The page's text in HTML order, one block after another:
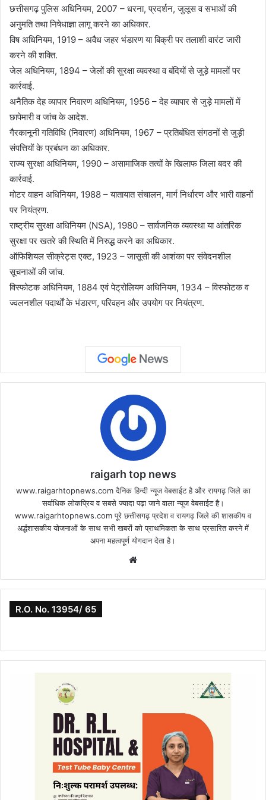
छत्तीसगढ़ पुलिस अधिनियम, 2007 – धरना, प्रदर्शन, जुलूस व सभाओं की
अनुमति तथा निषेधाज्ञा लागू करने का अधिकार.
विष अधिनियम, 1919 – अवैध जहर भंडारण या बिक्री पर तलाशी वारंट जारी
करने की शक्ति.
जेल अधिनियम, 1894 – जेलों की सुरक्षा व्यवस्था व बंदियों से जुड़े मामलों पर
कार्रवाई.
अनैतिक देह व्यापार निवारण अधिनियम, 1956 – देह व्यापार से जुड़े मामलों में
छापेमारी व जांच के आदेश.
गैरकानूनी गतिविधि (निवारण) अधिनियम, 1967 – प्रतिबंधित संगठनों से जुड़ी
संपत्तियों के प्रबंधन का अधिकार.
राज्य सुरक्षा अधिनियम, 1990 – असामाजिक तत्वों के खिलाफ जिला बदर की
कार्रवाई.
मोटर वाहन अधिनियम, 1988 – यातायात संचालन, मार्ग निर्धारण और भारी वाहनों
पर नियंत्रण.
राष्ट्रीय सुरक्षा अधिनियम (NSA), 1980 – सार्वजनिक व्यवस्था या आंतरिक
सुरक्षा पर खतरे की स्थिति में निरुद्ध करने का अधिकार.
ऑफिशियल सीक्रेट्स एक्ट, 1923 – जासूसी की आशंका पर संवेदनशील
सूचनाओं की जांच.
विस्फोटक अधिनियम, 1884 एवं पेट्रोलियम अधिनियम, 1934 – विस्फोटक व
ज्वलनशील पदार्थों के भंडारण, परिवहन और उपयोग पर नियंत्रण.
raigarh top news
www.raigarhtopnews.com दैनिक हिन्दी न्यूज वेबसाईट है और रायगढ़ जिले का
सर्वाधिक लोकप्रिय व सबसे ज्यादा पढ़ा जाने वाला न्यूज वेबसाईट है।
www.raigarhtopnews.com पूरे छत्तीसगढ़ प्रदेश व रायगढ़ जिले की शासकीय व
अर्द्धशासकीय योजनाओं के साथ सभी खबरों को प्राथमिकता के साथ प्रसारित करने में
अपना महत्वपूर्ण योगदान देता है।
R.O. No. 13954/ 65